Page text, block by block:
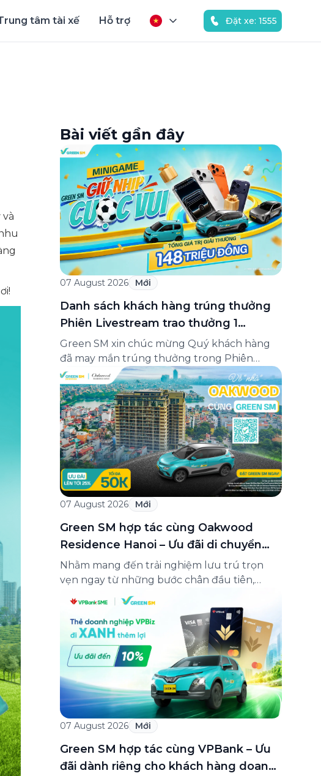
tâm tài xế Hỗ trợ Đặt xe: 1555
Bài viết gần đây
07 August 2026 Mới
Danh sách khách hàng trúng thưởng
Phiên Livestream trao thưởng 1
Minigame “Giữ nhịp cuộc vui”
Green SM xin chúc mừng Quý khách hàng
đã may mắn trúng thưởng trong Phiên
Livestream trao thưởng 1 của Minigame “Giữ
nhịp cuộc vui”, được phát sóng trực tiếp trên
Fanpage và TikTok Green SM từ 20:00 –
21:00 ngày 04/08/2026. Phiên livestream đã
diễn ra công khai với sự theo dõi của đông […]
07 August 2026 Mới
Green SM hợp tác cùng Oakwood
Residence Hanoi – Ưu đãi di chuyển
lên đến 25%
Nhằm mang đến trải nghiệm lưu trú trọn
vẹn ngay từ những bước chân đầu tiên,
Green SM chính thức hợp tác cùng
Oakwood Residence Hanoi triển khai chương
trình ưu đãi di chuyển dành riêng cho khách
hàng có điểm đi hoặc điểm đến tại khu căn
hộ dịch vụ này. Tọa lạc trong […]
07 August 2026 Mới
Green SM hợp tác cùng VPBank – Ưu
đãi dành riêng cho khách hàng doanh